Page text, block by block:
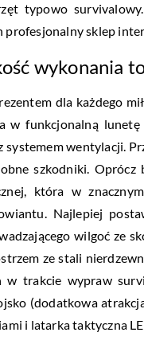
typowo
profesjonalny sklep
wykonania
dla każdego
w funkcjonalną
systemem wentylacji.
szkodniki.
która w
Najlepiej
wilgoć ze
ze stali
w trakcie wypraw
(dodatkowa
i latarka taktyczna